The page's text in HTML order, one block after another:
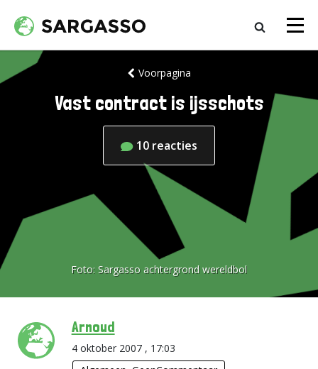
Voorpagina
Vast contract is ijsschots
10 reacties
Foto: Sargasso achtergrond wereldbol
Arnoud
4 oktober 2007 , 17:03